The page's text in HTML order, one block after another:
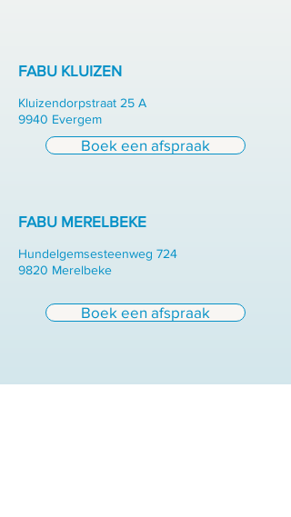
FABU KLUIZEN
Kluizendorpstraat 25 A
9940 Evergem
Boek een afspraak
FABU MERELBEKE
Hundelgemsesteenweg 724
9820 Merelbeke
Boek een afspraak